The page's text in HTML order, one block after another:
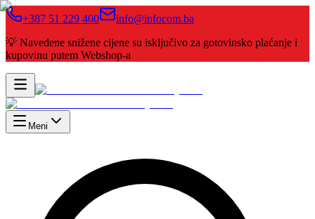
+387 51 229 400
info@infocom.ba
💡 Navedene snižene cijene su isključivo za gotovinsko plaćanje i
kupovinu putem Webshop-a
Meni